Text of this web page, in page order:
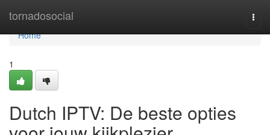
tornadosocial
Home
Home
1
Dutch IPTV: De beste opties